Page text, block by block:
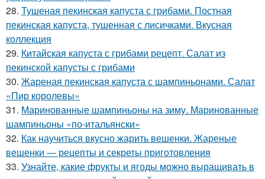
28. Тушеная пекинская капуста с грибами. Постная
пекинская капуста, тушенная с лисичками. Вкусная
коллекция
29. Китайская капуста с грибами рецепт. Салат из
пекинской капусты с грибами
30. Жареная пекинская капуста с шампиньонами. Салат
«Пир королевы»
31. Маринованные шампиньоны на зиму. Маринованные
шампиньоны «по-итальянски»
32. Как научиться вкусно жарить вешенки. Жареные
вешенки — рецепты и секреты приготовления
33. Узнайте, какие фрукты и ягоды можно выращивать в